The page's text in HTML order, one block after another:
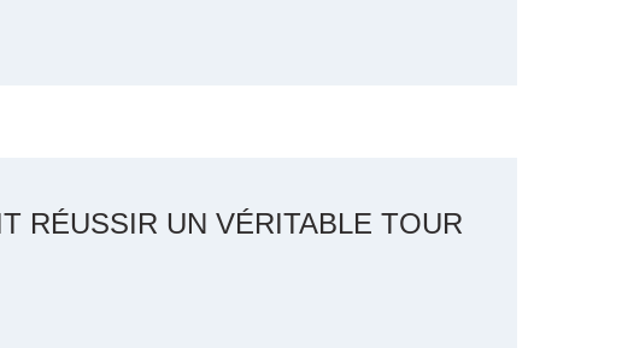
RÉUSSIR UN VÉRITABLE TOUR